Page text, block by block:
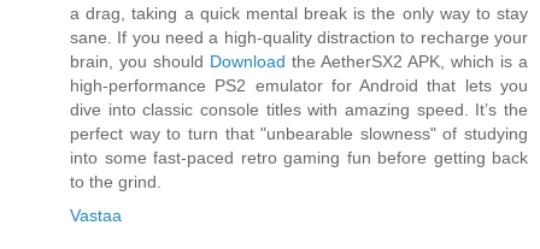
a drag, taking a quick mental break is the only way to stay
sane. If you need a high-quality distraction to recharge your
brain, you should Download the AetherSX2 APK, which is a
high-performance PS2 emulator for Android that lets you
dive into classic console titles with amazing speed. It’s the
perfect way to turn that "unbearable slowness" of studying
into some fast-paced retro gaming fun before getting back
to the grind.
Vastaa